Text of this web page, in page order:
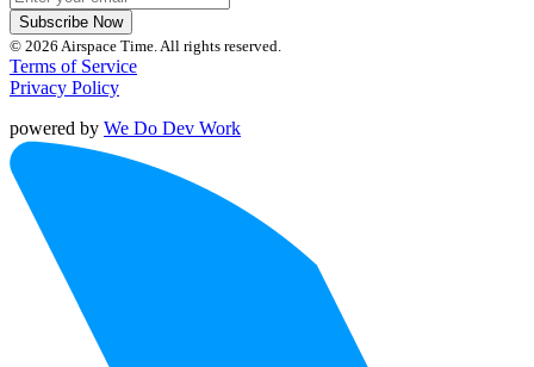
Subscribe Now
© 2026 Airspace Time. All rights reserved.
Terms of Service
Privacy Policy
powered by We Do Dev Work